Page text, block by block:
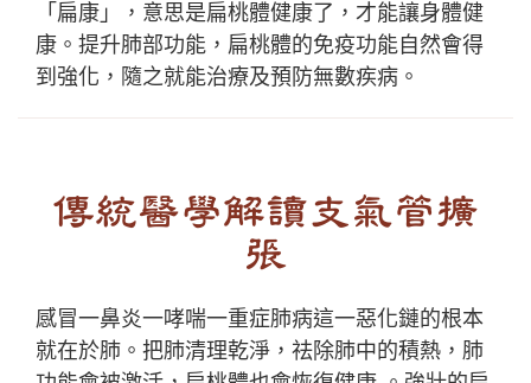
「扁康」，意思是扁桃體健康了，才能讓身體健
康。提升肺部功能，扁桃體的免疫功能自然會得
到強化，隨之就能治療及預防無數疾病。
傳統醫學解讀支氣管擴
張
感冒一鼻炎一哮喘一重症肺病這一惡化鏈的根本
就在於肺。把肺清理乾淨，祛除肺中的積熱，肺